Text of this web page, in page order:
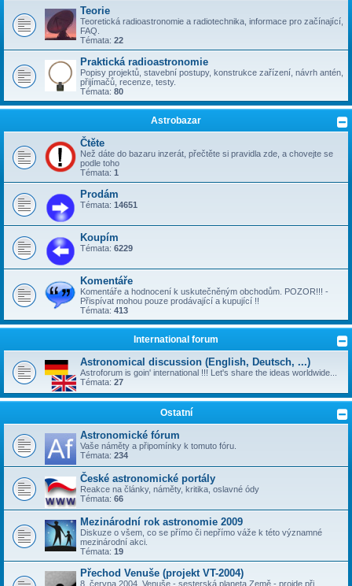
Teorie
Teoretická radioastronomie a radiotechnika, informace pro začínající,
FAQ.
Témata: 22
Praktická radioastronomie
Popisy projektů, stavební postupy, konstrukce zařízení, návrh antén,
přijímačů, recenze, testy.
Témata: 80
Astrobazar
Čtěte
Než dáte do bazaru inzerát, přečtěte si pravidla zde, a chovejte se
podle toho
Témata: 1
Prodám
Témata: 14651
Koupím
Témata: 6229
Komentáře
Komentáře a hodnocení k uskutečněným obchodům. POZOR!!! -
Přispívat mohou pouze prodávající a kupující !!
Témata: 413
International forum
Astronomical discussion (English, Deutsch, ...)
Astroforum is goin' international !!! Let's share the ideas worldwide...
Témata: 27
Ostatní
Astronomické fórum
Vaše náměty a připomínky k tomuto fóru.
Témata: 234
České astronomické portály
Reakce na články, náměty, kritika, oslavné ódy
Témata: 66
Mezinárodní rok astronomie 2009
Diskuze o všem, co se přímo či nepřímo váže k této významné
mezinárodní akci.
Témata: 19
Přechod Venuše (projekt VT-2004)
8. června 2004, Venuše - sesterská planeta Země - projde při